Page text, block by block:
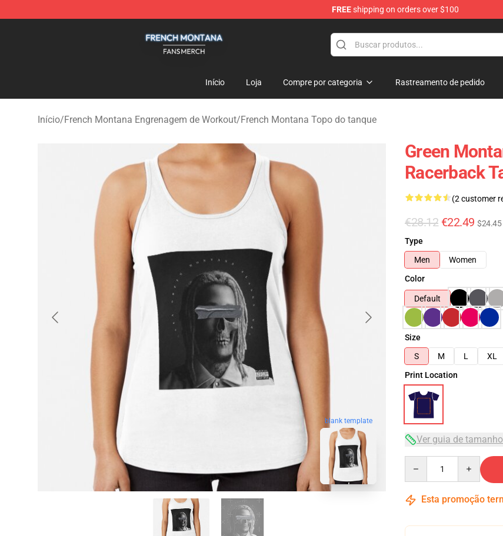
FREEshipping on orders over $100
Início Loja Compre por categoria Rastreamento de pedido
Início/French Montana Engrenagem de Workout/French Montana Topo do tanque
blank template
Green
Racerback
(2 customer
€28.12 €22.49 $24.45
Type
Men
Women
Color
Default
Size
S
M L XL
Print Location
Ver guia de
Esta promoção